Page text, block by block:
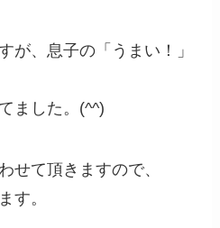
が、息子の「うまい！」
ました。(^^)
せて頂きますので、
す。